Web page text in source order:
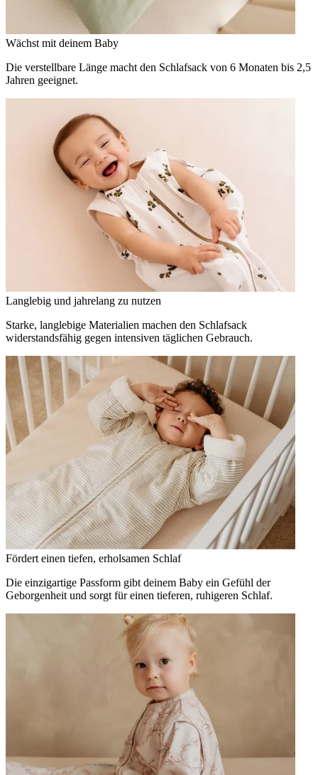
Wächst mit deinem Baby
Die verstellbare Länge macht den Schlafsack von 6 Monaten bis 2,5
Jahren geeignet.
Langlebig und jahrelang zu nutzen
Starke, langlebige Materialien machen den Schlafsack
widerstandsfähig gegen intensiven täglichen Gebrauch.
Fördert einen tiefen, erholsamen Schlaf
Die einzigartige Passform gibt deinem Baby ein Gefühl der
Geborgenheit und sorgt für einen tieferen, ruhigeren Schlaf.